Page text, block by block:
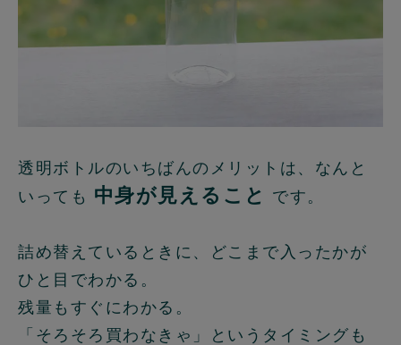
透明ボトルのいちばんのメリットは、なんと
いっても 中身が見えること です。
詰め替えているときに、どこまで入ったかが
ひと目でわかる。
残量もすぐにわかる。
「そろそろ買わなきゃ」というタイミングも